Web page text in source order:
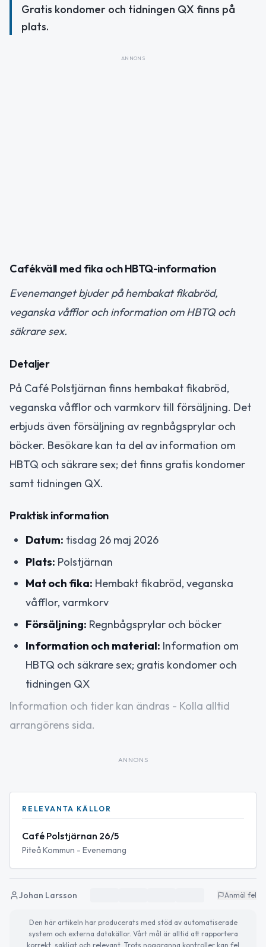
Gratis kondomer och tidningen QX finns på
plats.
ANNONS
Cafékväll med fika och HBTQ-information
Evenemanget bjuder på hembakat fikabröd,
veganska våfflor och information om HBTQ och
säkrare sex.
Detaljer
På Café Polstjärnan finns hembakat fikabröd,
veganska våfflor och varmkorv till försäljning. Det
erbjuds även försäljning av regnbågsprylar och
böcker. Besökare kan ta del av information om
HBTQ och säkrare sex; det finns gratis kondomer
samt tidningen QX.
Praktisk information
Datum: tisdag 26 maj 2026
Plats: Polstjärnan
Mat och fika: Hembakt fikabröd, veganska
våfflor, varmkorv
Försäljning: Regnbågsprylar och böcker
Information och material: Information om
HBTQ och säkrare sex; gratis kondomer och
tidningen QX
Information och tider kan ändras - Kolla alltid
arrangörens sida.
ANNONS
RELEVANTA KÄLLOR
Café Polstjärnan 26/5
Piteå Kommun - Evenemang
Johan Larsson Anmäl fel
Den här artikeln har producerats med stöd av automatiserade
system och externa datakällor. Vårt mål är alltid att rapportera
korrekt, sakligt och relevant. Trots noggranna kontroller kan fel